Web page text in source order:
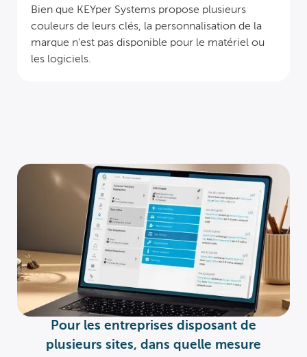
Bien que KEYper Systems propose plusieurs
couleurs de leurs clés, la personnalisation de la
marque n'est pas disponible pour le matériel ou
les logiciels.
Pour les entreprises disposant de
plusieurs sites, dans quelle mesure